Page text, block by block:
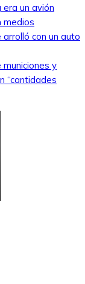
un avión
medios
con un auto
y
“cantidades